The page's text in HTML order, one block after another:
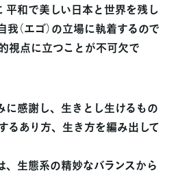
平和で美しい日本と世界を残し
我（エゴ）の立場に執着するので
視点に立つことが不可欠で
に感謝し、生きとし生けるもの
るあり方、生き方を編み出して
生態系の精妙なバランスから